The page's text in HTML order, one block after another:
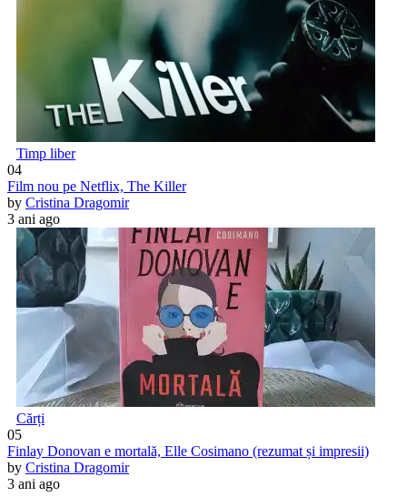
Timp liber
04
Film nou pe Netflix, The Killer
by Cristina Dragomir
3 ani ago
Cărți
05
Finlay Donovan e mortală, Elle Cosimano (rezumat și impresii)
by Cristina Dragomir
3 ani ago